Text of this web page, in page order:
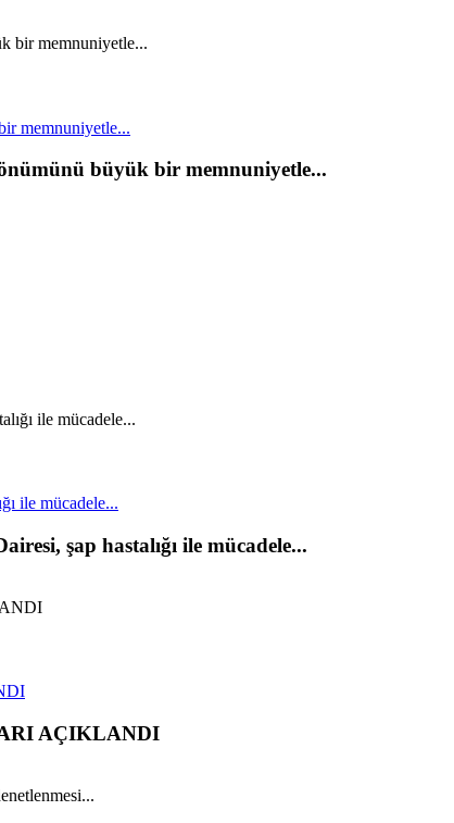
memnuniyetle...
büyük bir memnuniyetle...
ile mücadele...
şap hastalığı ile mücadele...
AÇIKLANDI